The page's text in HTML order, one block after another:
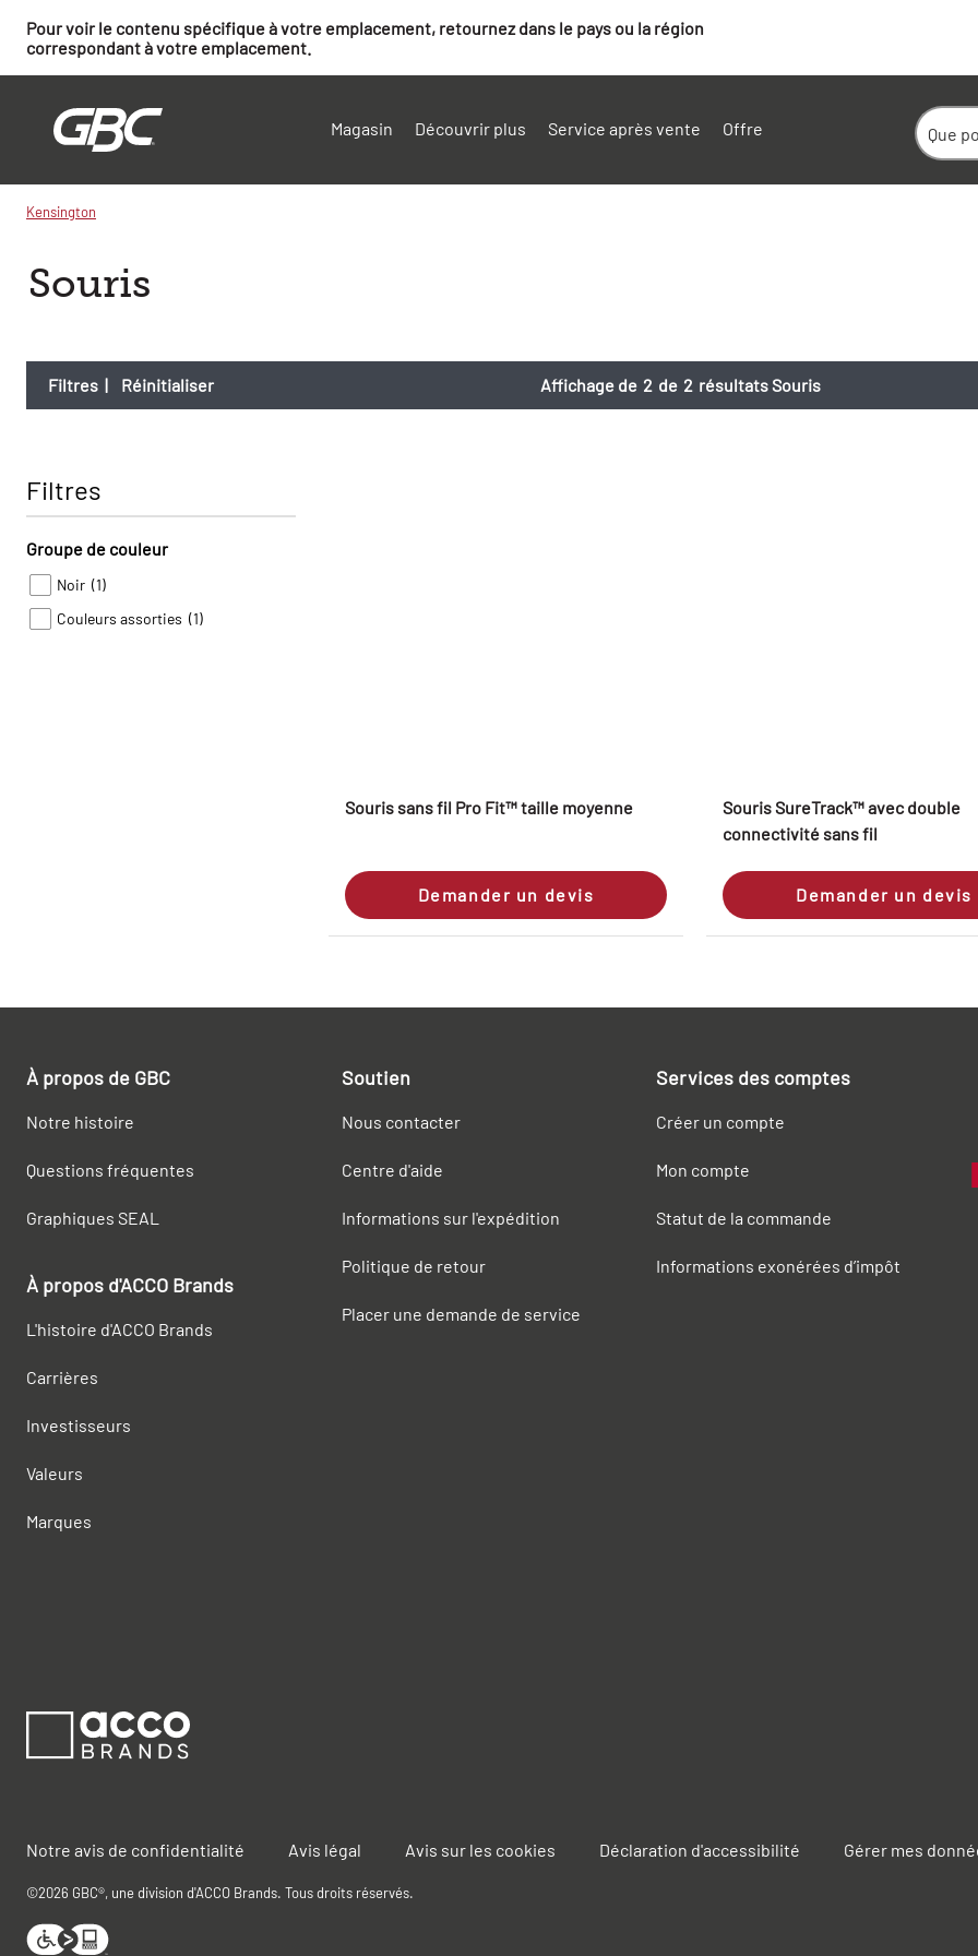
Pour voir le contenu spécifique à votre emplacement, retournez dans le pays ou la région
correspondant à votre emplacement.
Magasin Découvrir plus Service après vente Offre
Kensington
Souris
Filtres | Réinitialiser Affichage de 2 de 2 résultats Souris
Filtres
Groupe de couleur
Noir (1)
Couleurs assorties (1)
Souris sans fil Pro Fit™ taille moyenne
Demander un devis
Souris SureTrack™ avec double
connectivité sans fil
Demander un devis
À propos de GBC
Notre histoire
Questions fréquentes
Graphiques SEAL
À propos d'ACCO Brands
L'histoire d'ACCO Brands
Carrières
Investisseurs
Valeurs
Marques
Soutien
Nous contacter
Centre d'aide
Informations sur l'expédition
Politique de retour
Placer une demande de service
Services des comptes
Créer un compte
Mon compte
Statut de la commande
Informations exonérées d’impôt
Notre avis de confidentialité Avis légal Avis sur les cookies Déclaration d'accessibilité Gérer mes
©2026 GBC®, une division d'ACCO Brands. Tous droits réservés.